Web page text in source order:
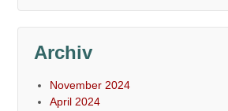
Archiv
November 2024
April 2024